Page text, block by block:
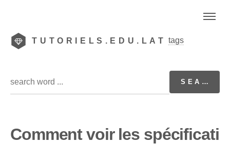
TUTORIELS.EDU.LAT tags
Comment voir les spécificati